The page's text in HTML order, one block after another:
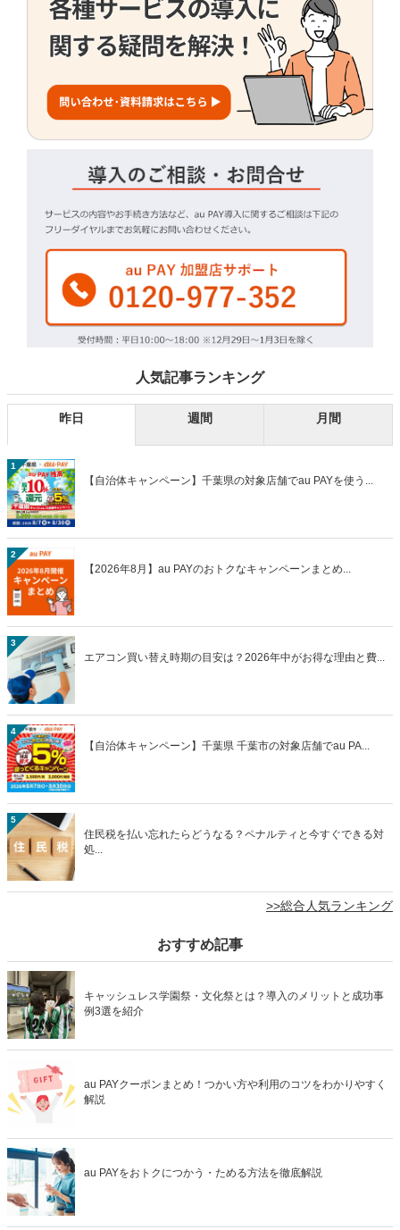
人気記事ランキング
昨日 週間 月間
1
【自治体キャンペーン】千葉県の対象店舗でau PAYを使う...
2
【2026年8月】au PAYのおトクなキャンペーンまとめ...
3
エアコン買い替え時期の目安は？2026年中がお得な理由と費...
4
【自治体キャンペーン】千葉県 千葉市の対象店舗でau PA...
5
住民税を払い忘れたらどうなる？ペナルティと今すぐできる対
処...
>>総合人気ランキング
おすすめ記事
キャッシュレス学園祭・文化祭とは？導入のメリットと成功事
例3選を紹介
au PAYクーポンまとめ！つかい方や利用のコツをわかりやすく
解説
au PAYをおトクにつかう・ためる方法を徹底解説